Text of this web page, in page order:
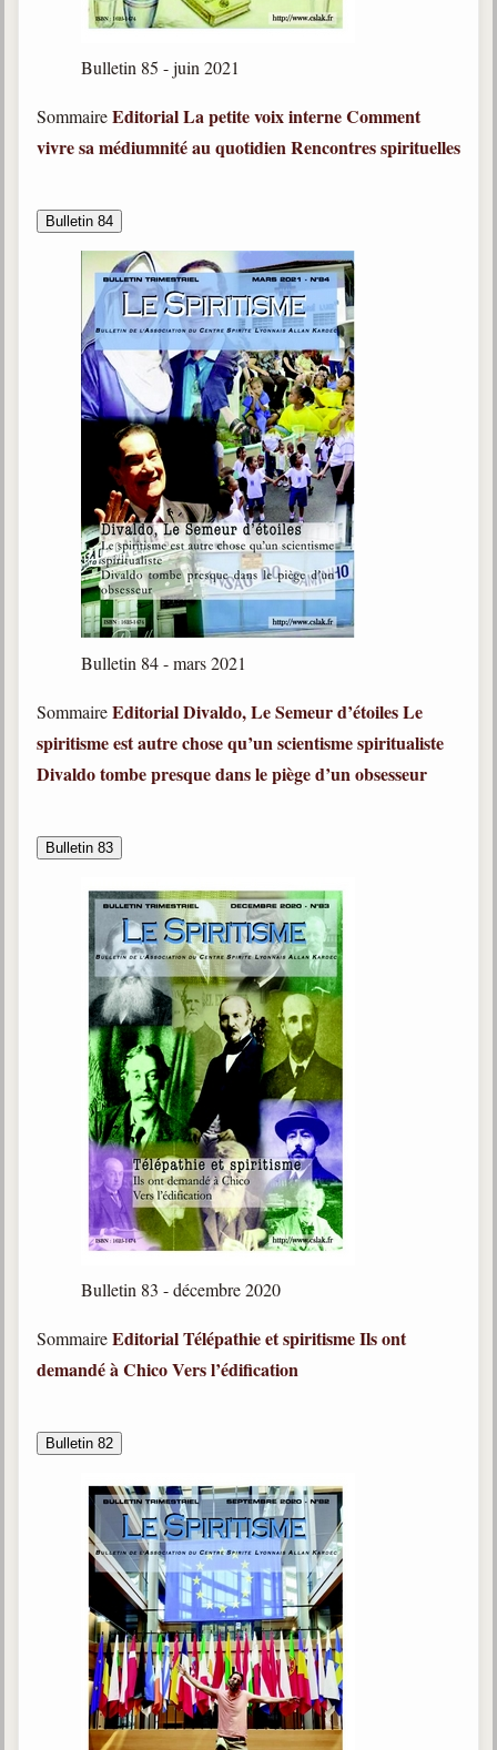
Bulletin 85 - juin 2021
SommaireEditorialLa petite voix interneComment
vivre sa médiumnité au quotidienRencontres spirituelles
Bulletin 84
Bulletin 84 - mars 2021
SommaireEditorialDivaldo, Le Semeur d’étoilesLe
spiritisme est autre chose qu’un scientisme spiritualiste
Divaldo tombe presque dans le piège d’un obsesseur
Bulletin 83
Bulletin 83 - décembre 2020
SommaireEditorialTélépathie et spiritismeIls ont
demandé à ChicoVers l’édification
Bulletin 82